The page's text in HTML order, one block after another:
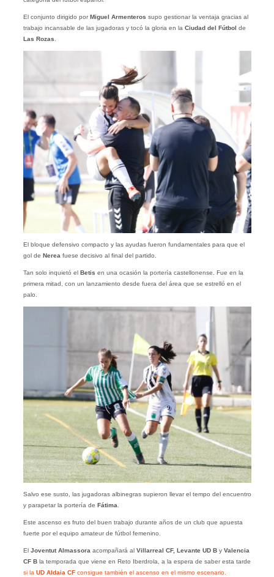
El conjunto dirigido porMiguel Armenteros supo gestionar la ventaja gracias al
trabajo incansable de las jugadoras y tocó la gloria en la Ciudad del Fútbol de
Las Rozas.
El bloque defensivo compacto y las ayudas fueron fundamentales para que el
gol de Nerea fuese decisivo al final del partido.
Tan solo inquietó el Betis en una ocasión la portería castellonense. Fue en la
primera mitad, con un lanzamiento desde fuera del área que se estrelló en el
palo.
Salvo ese susto, las jugadoras albinegras supieron llevar el tempo del encuentro
y parapetar la portería de Fátima.
Este ascenso es fruto del buen trabajo durante años de un club que apuesta
fuerte por el equipo amateur de fútbol femenino.
ElJoventut Almassoraacompañará al Villarreal CF, Levante UD By Valencia
CF Bla temporada que viene en Reto Iberdrola, a la espera de saber esta tarde
si la UD Aldaia CFconsigue también el ascenso en el mismo escenario.